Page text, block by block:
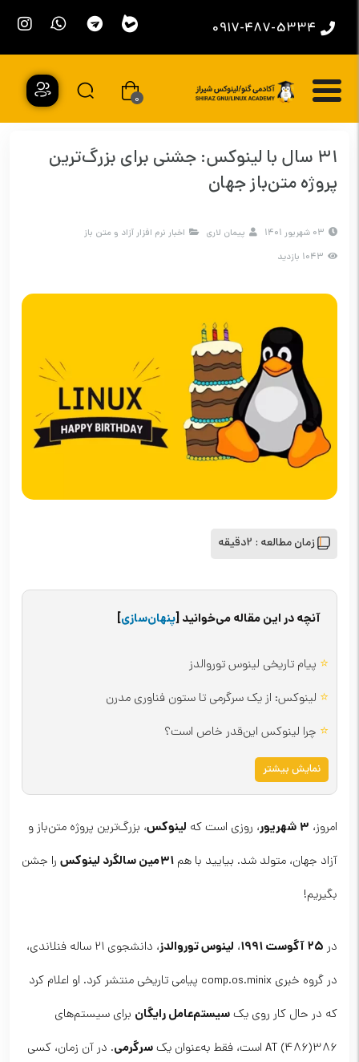
0917-487-5334
0
۳۱ سال با لینوکس: جشنی برای بزرگ‌ترین
پروژه متن‌باز جهان
03 شهریور 1401 پیمان لاری
اخبار نرم افزار آزاد و متن باز
1043 بازدید
زمان مطالعه : 2دقیقه
آنچه در این مقاله می‌خوانید[پنهان‌سازی]
⭐ پیام تاریخی لینوس توروالدز
⭐ لینوکس: از یک سرگرمی تا ستون فناوری مدرن
⭐ چرا لینوکس این‌قدر خاص است؟
نمایش بیشتر
امروز، ۳ شهریور ، روزی است که لینوکس، بزرگ‌ترین پروژه متن‌باز و
آزاد جهان، متولد شد. بیایید با هم ۳۱مین سالگرد لینوکس
را جشن
بگیریم!
در ۲۵ آگوست ۱۹۹۱ ، لینوس توروالدز
، دانشجوی ۲۱ ساله فنلاندی،
در گروه خبری comp.os.minix پیامی تاریخی منتشر کرد. او اعلام کرد
که در حال کار روی یکسیستم‌عامل رایگان برای سیستم‌های
386(486) AT است، فقط به‌عنوان یک
سرگرمی. در آن زمان، کسی